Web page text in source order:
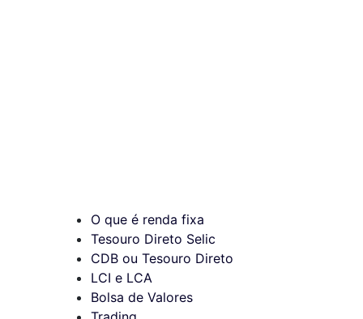
O que é renda fixa
Tesouro Direto Selic
CDB ou Tesouro Direto
LCI e LCA
Bolsa de Valores